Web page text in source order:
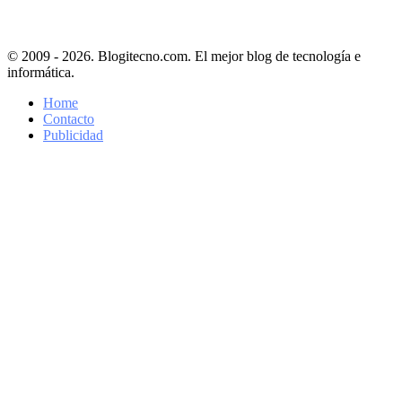
© 2009 - 2026. Blogitecno.com. El mejor blog de tecnología e
informática.
Home
Contacto
Publicidad